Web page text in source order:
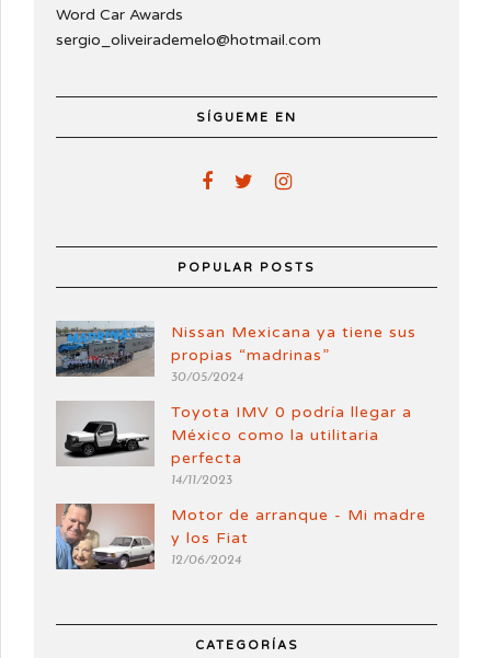
Word Car Awards
sergio_oliveirademelo@hotmail.com
SÍGUEME EN
POPULAR POSTS
Nissan Mexicana ya tiene sus
propias “madrinas”
30/05/2024
Toyota IMV 0 podría llegar a
México como la utilitaria
perfecta
14/11/2023
Motor de arranque - Mi madre
y los Fiat
12/06/2024
CATEGORÍAS